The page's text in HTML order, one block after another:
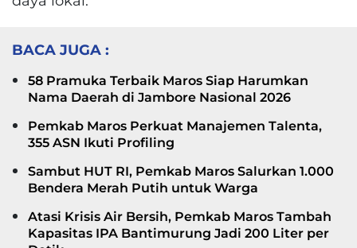
BACA JUGA :
58 Pramuka Terbaik Maros Siap Harumkan
Nama Daerah di Jambore Nasional 2026
Pemkab Maros Perkuat Manajemen Talenta,
355 ASN Ikuti Profiling
Sambut HUT RI, Pemkab Maros Salurkan 1.000
Bendera Merah Putih untuk Warga
Atasi Krisis Air Bersih, Pemkab Maros Tambah
Kapasitas IPA Bantimurung Jadi 200 Liter per